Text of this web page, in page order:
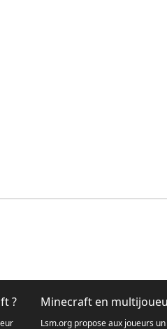
? Minecraft en
Lsm.org propose aux joueurs